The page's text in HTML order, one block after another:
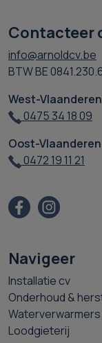
Contacteer
info@arnoldcv.be
BTW BE
West-Vlaanderen
0475 34 18 09
Oost-Vlaanderen
0472 19 11 21
Navigeer
Installatie cv
Onderhoud &
Waterverwarmers
Loodgieterij